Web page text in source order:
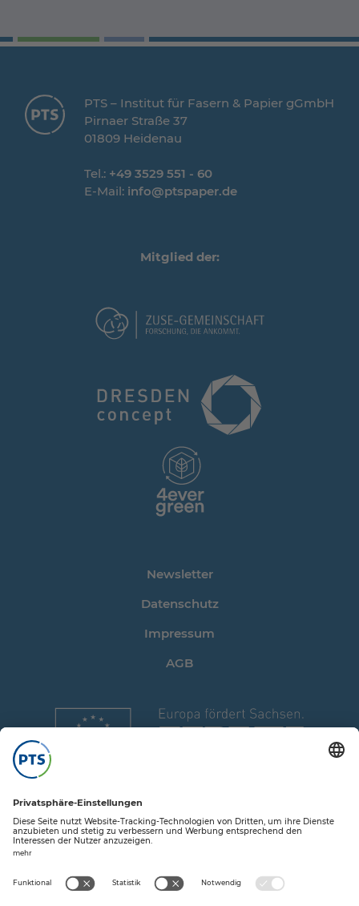
PTS – Institut für Fasern & Papier gGmbH
Pirnaer Straße 37
01809 Heidenau
Tel.: +49 3529 551 - 60
E-Mail: info@ptspaper.de
Mitglied der:
Newsletter
Datenschutz
Impressum
AGB